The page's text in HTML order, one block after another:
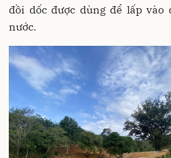
đồi dốc được dùng để lấp vào
nước.